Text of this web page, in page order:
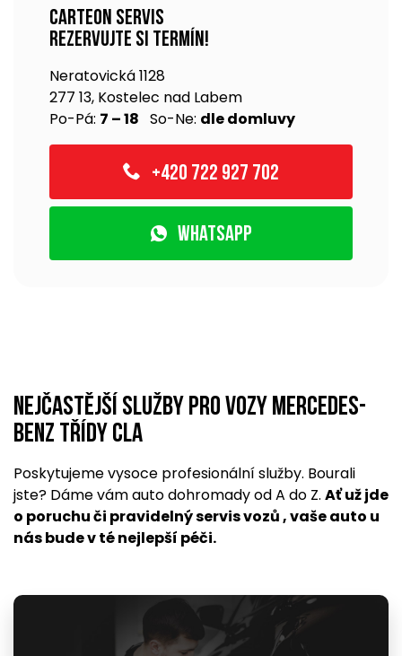
Carteon servis
rezervujte si termín!
Neratovická 1128
277 13, Kostelec nad Labem
Po-Pá: 7 – 18 So-Ne: dle domluvy
+420 722 927 702
WhatsApp
Nejčastější služby pro vozy Mercedes-
Benz Třídy CLA
Poskytujeme vysoce profesionální služby. Bourali
jste? Dáme vám auto dohromady od A do Z. Ať už jde
o poruchu či pravidelný servis vozů , vaše auto u
nás bude v té nejlepší péči.